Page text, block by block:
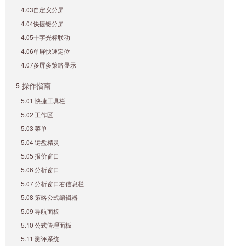
4.03自定义分屏
4.04快捷键分屏
4.05十字光标联动
4.06单屏快速定位
4.07多屏多策略显示
5 操作指南
5.01 快捷工具栏
5.02 工作区
5.03 菜单
5.04 键盘精灵
5.05 报价窗口
5.06 分析窗口
5.07 分析窗口右信息栏
5.08 策略公式编辑器
5.09 导航面板
5.10 公式管理面板
5.11 测评系统